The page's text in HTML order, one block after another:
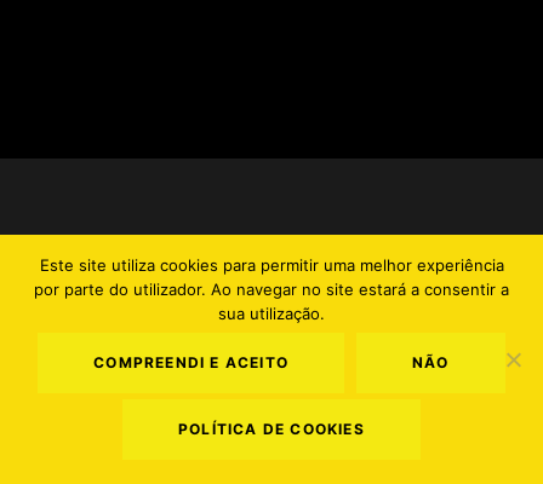
Este site utiliza cookies para permitir uma melhor experiência
por parte do utilizador. Ao navegar no site estará a consentir a
sua utilização.
COMPREENDI E ACEITO NÃO
POLÍTICA DE COOKIES